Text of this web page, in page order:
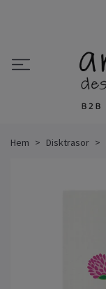
Hem Disktrasor